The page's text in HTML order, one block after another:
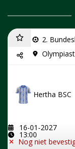
2.
Hertha BSC
16-01-2027
13:00
Nog niet